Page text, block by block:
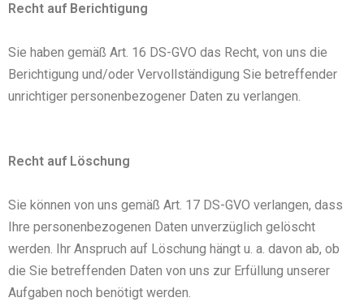
Recht auf Berichtigung
Sie haben gemäß Art. 16 DS-GVO das Recht, von uns die
Berichtigung und/oder Vervollständigung Sie betreffender
unrichtiger personenbezogener Daten zu verlangen.
Recht auf Löschung
Sie können von uns gemäß Art. 17 DS-GVO verlangen, dass
Ihre personenbezogenen Daten unverzüglich gelöscht
werden. Ihr Anspruch auf Löschung hängt u. a. davon ab, ob
die Sie betreffenden Daten von uns zur Erfüllung unserer
Aufgaben noch benötigt werden.